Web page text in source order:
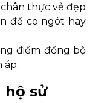
thực vẻ đẹp
đề co ngót hay
điểm đồng bộ
áp.
hộ sử